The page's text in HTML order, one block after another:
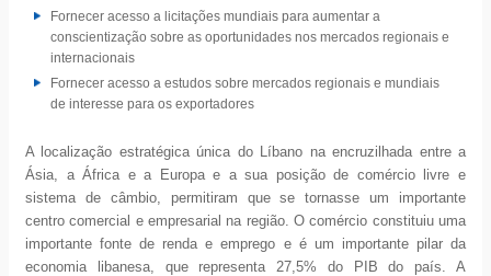
Fornecer acesso a licitações mundiais para aumentar a
conscientização sobre as oportunidades nos mercados regionais e
internacionais
Fornecer acesso a estudos sobre mercados regionais e mundiais
de interesse para os exportadores
A localização estratégica única do Líbano na encruzilhada entre a
Ásia, a África e a Europa e a sua posição de comércio livre e
sistema de câmbio, permitiram que se tornasse um importante
centro comercial e empresarial na região. O comércio constituiu uma
importante fonte de renda e emprego e é um importante pilar da
economia libanesa, que representa 27,5% do PIB do país. A